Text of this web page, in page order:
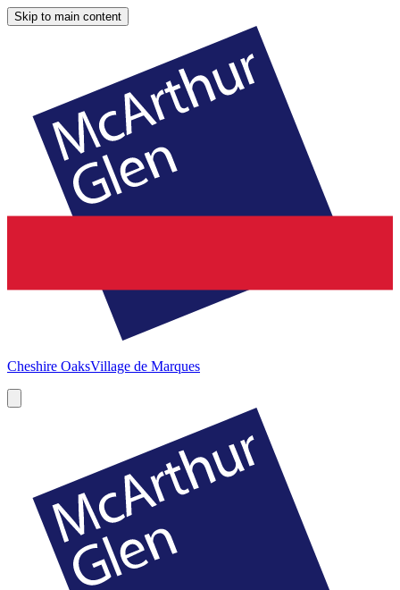
Skip to main content
Cheshire OaksVillage de Marques